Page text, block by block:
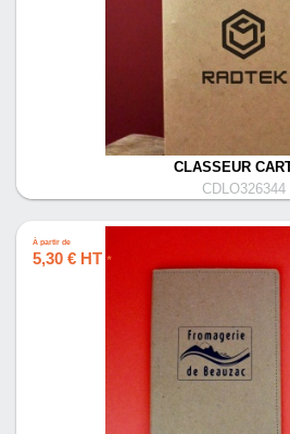
CLASSEUR
CDLO326344
À partir de
5,30 € HT *